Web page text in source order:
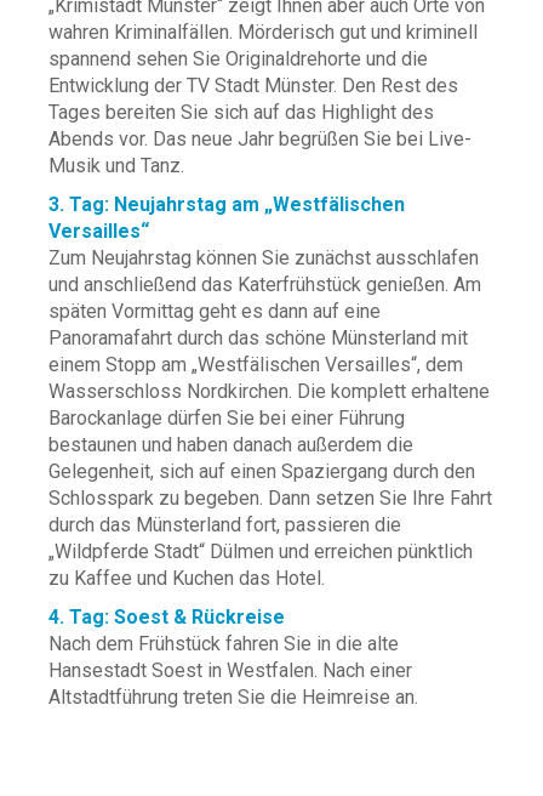
„Krimistadt Münster“ zeigt Ihnen aber auch Orte von
wahren Kriminalfällen. Mörderisch gut und kriminell
spannend sehen Sie Originaldrehorte und die
Entwicklung der TV Stadt Münster. Den Rest des
Tages bereiten Sie sich auf das Highlight des
Abends vor. Das neue Jahr begrüßen Sie bei Live-
Musik und Tanz.
3. Tag: Neujahrstag am „Westfälischen
Versailles“
Zum Neujahrstag können Sie zunächst ausschlafen
und anschließend das Katerfrühstück genießen. Am
späten Vormittag geht es dann auf eine
Panoramafahrt durch das schöne Münsterland mit
einem Stopp am „Westfälischen Versailles“, dem
Wasserschloss Nordkirchen. Die komplett erhaltene
Barockanlage dürfen Sie bei einer Führung
bestaunen und haben danach außerdem die
Gelegenheit, sich auf einen Spaziergang durch den
Schlosspark zu begeben. Dann setzen Sie Ihre Fahrt
durch das Münsterland fort, passieren die
„Wildpferde Stadt“ Dülmen und erreichen pünktlich
zu Kaffee und Kuchen das Hotel.
4. Tag: Soest & Rückreise
Nach dem Frühstück fahren Sie in die alte
Hansestadt Soest in Westfalen. Nach einer
Altstadtführung treten Sie die Heimreise an.